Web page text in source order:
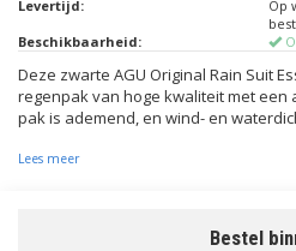
Levertijd:
Op
Beschikbaarheid:
Deze zwarte AGU Original Rain Suit
regenpak van hoge kwaliteit met een
pak is ademend, en wind- en
Lees meer
Bestel